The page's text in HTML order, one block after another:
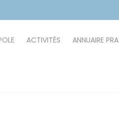
ACTIVITÉS ANNUAIRE